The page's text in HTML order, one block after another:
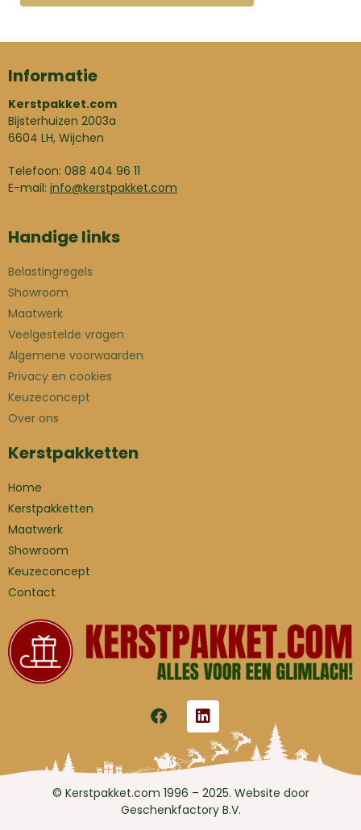
Informatie
Kerstpakket.com
Bijsterhuizen 2003a
6604 LH, Wijchen
Telefoon: 088 404 96 11
E-mail: info@kerstpakket.com
Handige links
Belastingregels
Showroom
Maatwerk
Veelgestelde vragen
Algemene voorwaarden
Privacy en cookies
Keuzeconcept
Over ons
Kerstpakketten
Home
Kerstpakketten
Maatwerk
Showroom
Keuzeconcept
Contact
© Kerstpakket.com 1996 – 2025. Website door
Geschenkfactory B.V.